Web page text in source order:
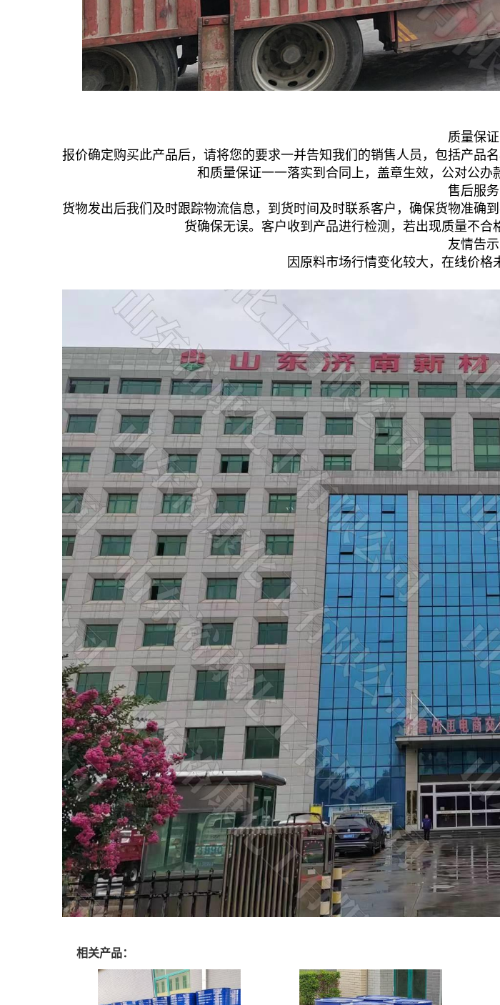
质量保证
报价确定购买此产品后，请将您的要求一并告知我们的销售人员，包括产品
和质量保证一一落实到合同上，盖章生效，公对公办
售后服务
货物发出后我们及时跟踪物流信息，到货时间及时联系客户，确保货物准确
货确保无误。客户收到产品进行检测，若出现质量不合
友情告示
因原料市场行情变化较大，在线价格
相关产品：